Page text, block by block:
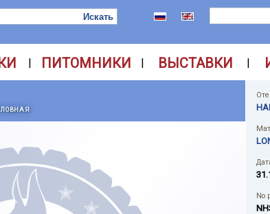
| ПИТОМНИКИ | ВЫСТАВКИ |
No